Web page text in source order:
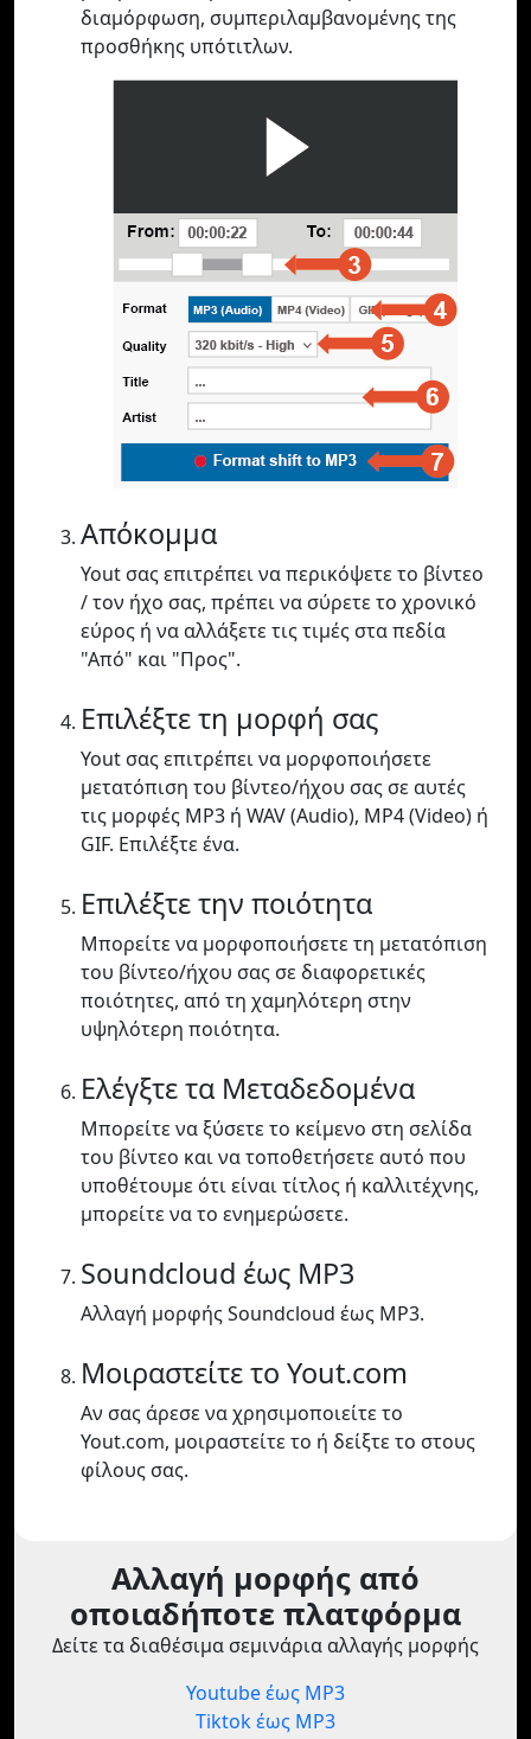
διαμόρφωση, συμπεριλαμβανομένης της
προσθήκης υπότιτλων.
Απόκομμα
Yout σας επιτρέπει να περικόψετε το βίντεο
/ τον ήχο σας, πρέπει να σύρετε το χρονικό
εύρος ή να αλλάξετε τις τιμές στα πεδία
"Από" και "Προς".
Επιλέξτε τη μορφή σας
Yout σας επιτρέπει να μορφοποιήσετε
μετατόπιση του βίντεο/ήχου σας σε αυτές
τις μορφές MP3 ή WAV (Audio), MP4 (Video) ή
GIF. Επιλέξτε ένα.
Επιλέξτε την ποιότητα
Μπορείτε να μορφοποιήσετε τη μετατόπιση
του βίντεο/ήχου σας σε διαφορετικές
ποιότητες, από τη χαμηλότερη στην
υψηλότερη ποιότητα.
Ελέγξτε τα Μεταδεδομένα
Μπορείτε να ξύσετε το κείμενο στη σελίδα
του βίντεο και να τοποθετήσετε αυτό που
υποθέτουμε ότι είναι τίτλος ή καλλιτέχνης,
μπορείτε να το ενημερώσετε.
Soundcloud έως MP3
Αλλαγή μορφής Soundcloud έως MP3.
Μοιραστείτε το Yout.com
Αν σας άρεσε να χρησιμοποιείτε το
Yout.com, μοιραστείτε το ή δείξτε το στους
φίλους σας.
Αλλαγή μορφής από
οποιαδήποτε πλατφόρμα
Δείτε τα διαθέσιμα σεμινάρια αλλαγής μορφής
Youtube έως MP3
Tiktok έως MP3